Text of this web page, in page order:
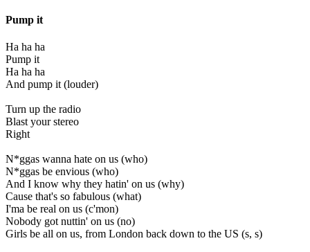
Pump it
Ha ha ha
Pump it
Ha ha ha
And pump it (louder)
Turn up the radio
Blast your stereo
Right
N*ggas wanna hate on us (who)
N*ggas be envious (who)
And I know why they hatin' on us (why)
Cause that's so fabulous (what)
I'ma be real on us (c'mon)
Nobody got nuttin' on us (no)
Girls be all on us, from London back down to the US (s, s)